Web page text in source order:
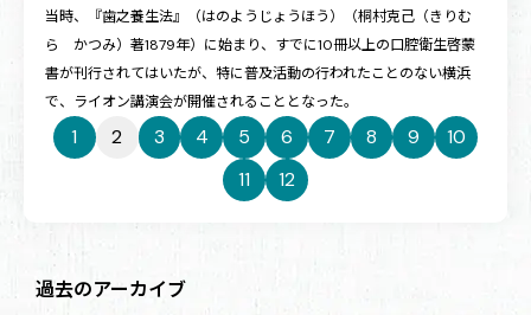
当時、『歯之養生法』（はのようじょうほう）（桐村克己（きりむ
ら かつみ）著1879年）に始まり、すでに10冊以上の口腔衛生啓蒙
書が刊行されてはいたが、特に普及活動の行われたことのない横浜
で、ライオン講演会が開催されることとなった。
1 2 3 4 5 6 7 8 9
10
11
12
過去のアーカイブ